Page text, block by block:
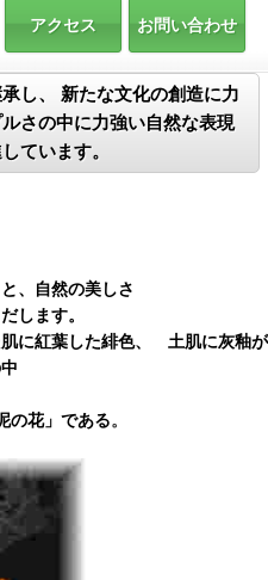
アクセス お問い合わせ
し、 新たな文化の創造に力
さの中に力強い自然な表現
ています。
、自然の美しさ
します。
に紅葉した緋色、 土肌に灰釉が
の花」である。